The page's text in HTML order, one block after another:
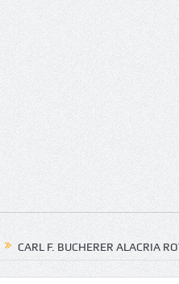
CARL F. BUCHERER ALACRIA